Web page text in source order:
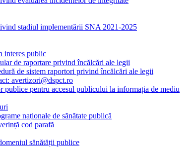
stadiul implementării SNA 2021-2025
interes public
de raportare privind încălcări ale legii
de sistem raportori privind încălcări ale legii
avertizori@dspct.ro
publice pentru accesul publicului la informația de mediu
naționale de sănătate publică
cod parafă
sănătății publice